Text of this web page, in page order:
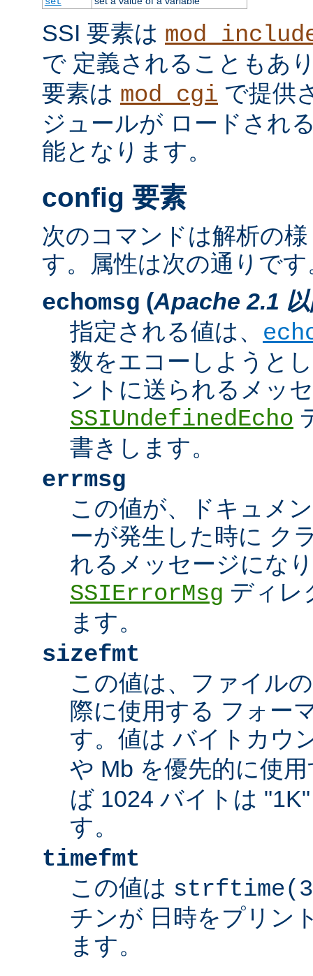
SSI 要素は
で 定義されることもあ
要素は mod_cgi で提供
ジュールが ロードされ
能となります。
config 要素
次のコマンドは解析の
す。属性は次の通りです
echomsg (Apache 2.1
指定される値は、
数をエコーしようと
ントに送られるメッ
SSIUndefinedEcho
書きします。
errmsg
この値が、ドキュメ
ーが発生した時に ク
れるメッセージにな
SSIErrorMsg ディレ
ます。
sizefmt
この値は、ファイル
際に使用する フォー
す。値は バイトカウ
や Mb を優先的に使
ば 1024 バイトは
す。
timefmt
この値は
チンが 日時をプリン
ます。